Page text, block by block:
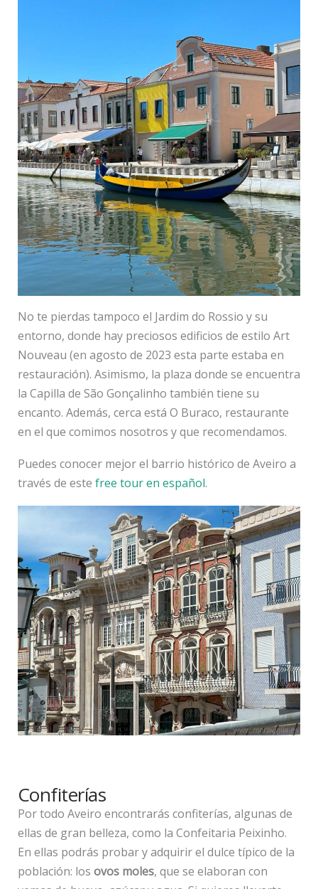
No te pierdas tampoco el Jardim do Rossio y su
entorno, donde hay preciosos edificios de estilo Art
Nouveau (en agosto de 2023 esta parte estaba en
restauración). Asimismo, la plaza donde se encuentra
la Capilla de São Gonçalinho también tiene su
encanto. Además, cerca está O Buraco, restaurante
en el que comimos nosotros y que recomendamos.
Puedes conocer mejor el barrio histórico de Aveiro a
través de este free tour en español.
Confiterías
Por todo Aveiro encontrarás confiterías, algunas de
ellas de gran belleza, como la Confeitaria Peixinho.
En ellas podrás probar y adquirir el dulce típico de la
población: los ovos moles, que se elaboran con